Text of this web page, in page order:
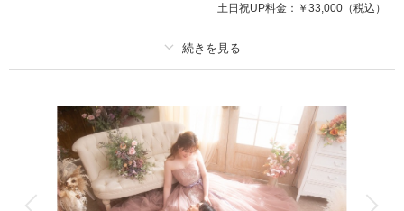
などからお好きなものをお選びいただけます！対象外プランは無し♪
相談予約する 撮影日の空き
土日祝UP料金： ￥33,000 （税込）
撮影料 新郎衣装1着
着付け ヘアメイク 小物一式
アルバム データ 100 カット 台紙付写真
衣装追加 会食